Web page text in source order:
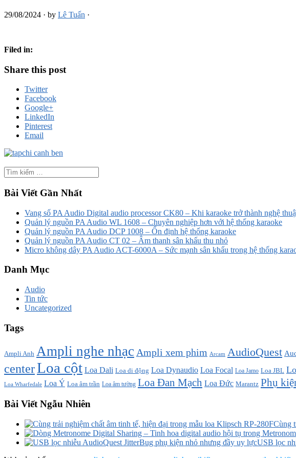
29/08/2024 · by Lê Tuấn ·
Filed in:
Share this post
Twitter
Facebook
Google+
LinkedIn
Pinterest
Email
Bài Viết Gần Nhất
Vang số PA Audio Digital audio processor CK80 – Khi karaoke trở thành nghệ
Quản lý nguồn PA Audio WL 1608 – Chuyên nghiệp hơn với hệ thống karaoke
Quản lý nguồn PA Audio DCP 1008 – Ổn định hệ thống karaoke
Quản lý nguồn PA Audio CT 02 – Âm thanh sân khấu thu nhỏ
Micro không dây PA Audio ACT-6000A – Sức mạnh sân khấu trong hệ thống
Danh Mục
Audio
Tin tức
Uncategorized
Tags
Ampli Anh Ampli nghe nhạc Ampli xem phim Arcam AudioQuest
centerLoa cột Loa Dali Loa di động Loa Dynaudio Loa Focal Loa Jamo Loa JBL
Loa Wharfedale Loa Ý Loa âm trần Loa âm tường Loa Đan Mạch Loa Đức Marantz Phụ
Bài Viết Ngẫu Nhiên
Cùng
USB lọc